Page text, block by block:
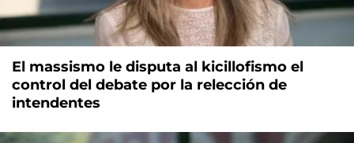
El massismo le disputa al kicillofismo el
control del debate por la relección de
intendentes